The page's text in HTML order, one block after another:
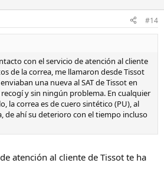
#14
con el servicio de atención al cliente
de la correa, me llamaron desde Tissot
una nueva al SAT de Tissot en
recogí y sin ningún problema. En cualquier
la correa es de cuero sintético (PU), al
de ahí su deterioro con el tiempo incluso
atención al cliente de Tissot te ha